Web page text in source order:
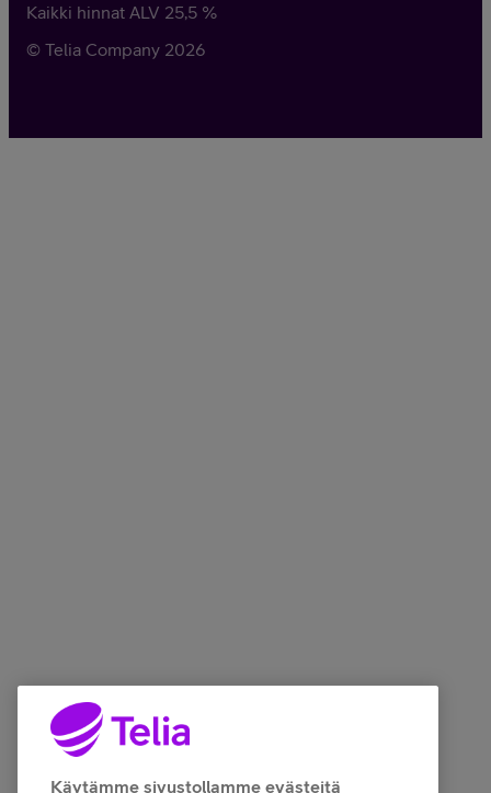
Kaikki hinnat ALV 25,5 %
© Telia Company 2026
Käytämme sivustollamme evästeitä